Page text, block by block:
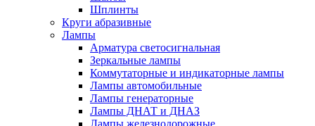
Шплинты
Круги абразивные
Лампы
Арматура светосигнальная
Зеркальные лампы
Коммутаторные и индикаторные лампы
Лампы автомобильные
Лампы генераторные
Лампы ДНАТ и ДНАЗ
Лампы железнодорожные